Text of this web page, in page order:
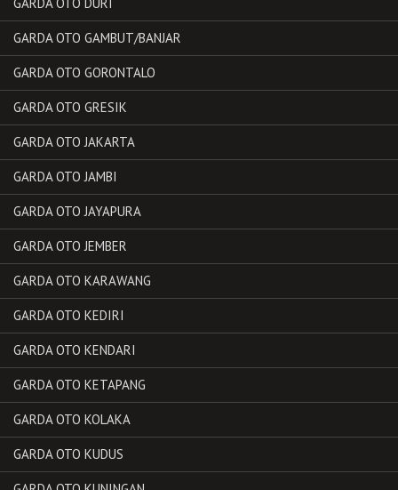
GARDA OTO GAMBUT/BANJAR
GARDA OTO GORONTALO
GARDA OTO GRESIK
GARDA OTO JAKARTA
GARDA OTO JAMBI
GARDA OTO JAYAPURA
GARDA OTO JEMBER
GARDA OTO KARAWANG
GARDA OTO KEDIRI
GARDA OTO KENDARI
GARDA OTO KETAPANG
GARDA OTO KOLAKA
GARDA OTO KUDUS